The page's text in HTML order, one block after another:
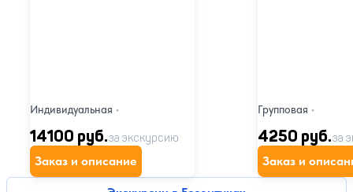
Индивидуальная •
14100 руб.за экскурсию
Заказ и описание
Групповая •
4250 руб.за
Заказ и